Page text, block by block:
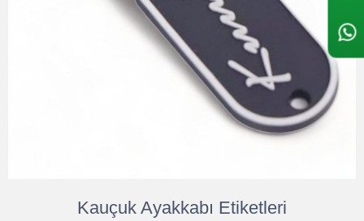
Kauçuk Ayakkabı Etiketleri